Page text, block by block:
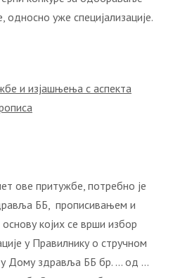
односно уже специјализације.
и изјашњења с аспекта
ове притужбе, потребно је
ББ, прописивањем и
којих се врши избор
у Правилнику о стручном
у Дому здравља ББ бр. … од …